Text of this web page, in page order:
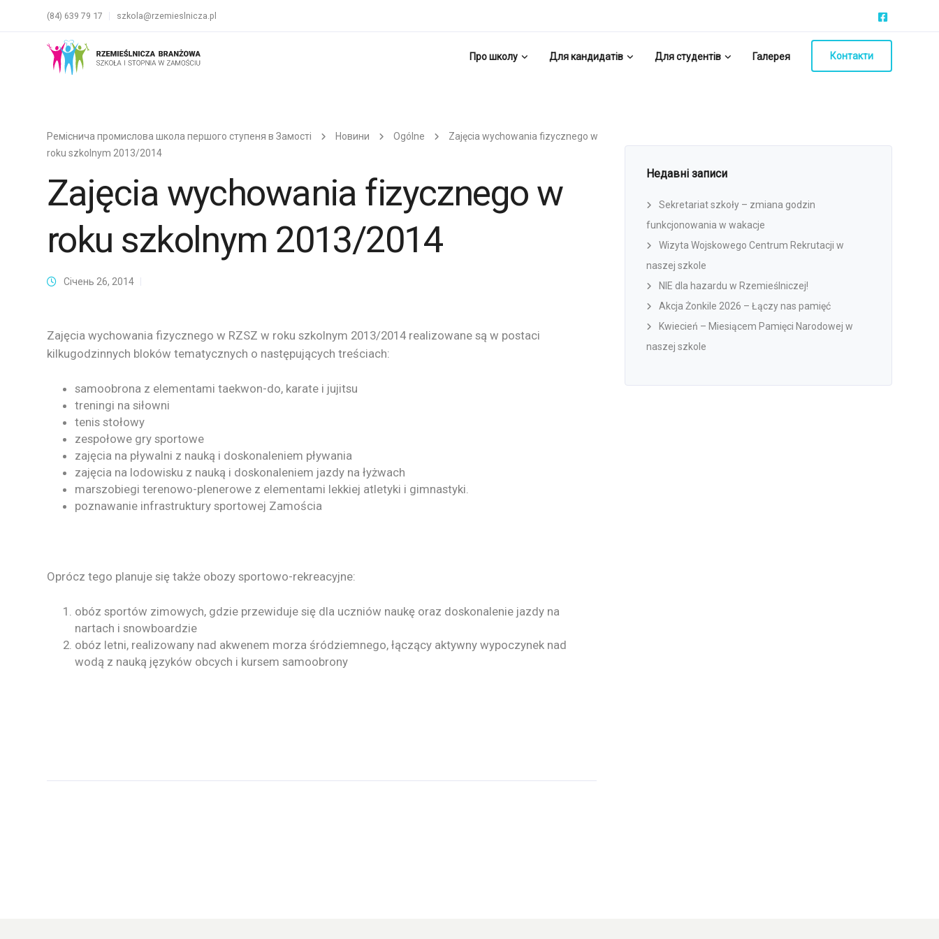
(84) 639 79 17 szkola@rzemieslnicza.pl
Про школу Для кандидатів Для студентів Галерея Контакти
Реміснича промислова школа першого ступеня в Замості Новини Ogólne
Zajęcia wychowania fizycznego w
roku szkolnym 2013/2014
Zajęcia wychowania fizycznego w
roku szkolnym 2013/2014
Січень 26, 2014
Zajęcia wychowania fizycznego w RZSZ w roku szkolnym 2013/2014 realizowane są w postaci
kilkugodzinnych bloków tematycznych o następujących treściach:
samoobrona z elementami taekwon-do, karate i jujitsu
treningi na siłowni
tenis stołowy
zespołowe gry sportowe
zajęcia na pływalni z nauką i doskonaleniem pływania
zajęcia na lodowisku z nauką i doskonaleniem jazdy na łyżwach
marszobiegi terenowo-plenerowe z elementami lekkiej atletyki i gimnastyki.
poznawanie infrastruktury sportowej Zamościa
Oprócz tego planuje się także obozy sportowo-rekreacyjne:
obóz sportów zimowych, gdzie przewiduje się dla uczniów naukę oraz doskonalenie jazdy na
nartach i snowboardzie
obóz letni, realizowany nad akwenem morza śródziemnego, łączący aktywny wypoczynek nad
wodą z nauką języków obcych i kursem samoobrony
Недавні записи
Sekretariat szkoły – zmiana godzin
funkcjonowania w wakacje
Wizyta Wojskowego Centrum Rekrutacji w
naszej szkole
NIE dla hazardu w Rzemieślniczej!
Akcja Żonkile 2026 – Łączy nas pamięć
Kwiecień – Miesiącem Pamięci Narodowej w
naszej szkole